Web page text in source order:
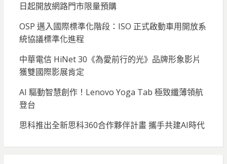
日起開放網路門市限量預購
OSP 邁入國際標準化階段：ISO 正式啟動車用開放系
統協議標準化進程
中華電信 HiNet 30《為愛前行的光》品牌形象影片
獲雙國際影展肯定
AI 驅動智慧創作！Lenovo Yoga Tab 極致纖薄領航
登台
思科推出全新思科360合作夥伴計畫 攜手共建AI時代